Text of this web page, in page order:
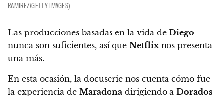
RAMIREZ/GETTY IMAGES)
Las producciones basadas en la vida de Diego
nunca son suficientes, así que Netflix nos presenta
una más.
En esta ocasión, la docuserie nos cuenta cómo fue
la experiencia de Maradona dirigiendo a Dorados